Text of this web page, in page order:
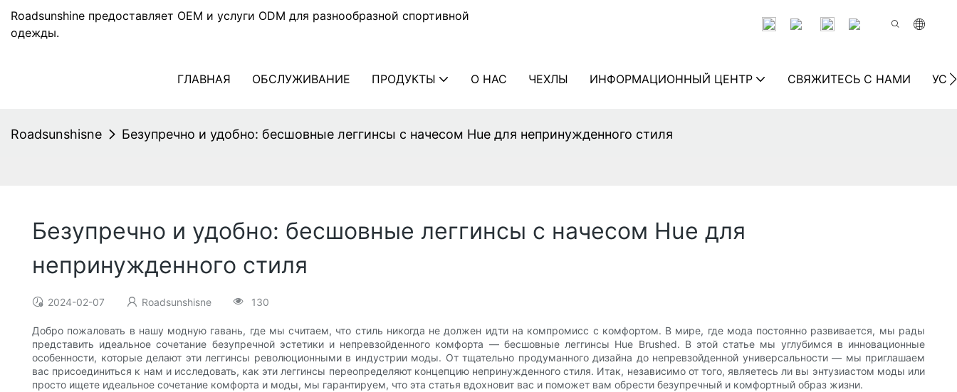
Roadsunshine предоставляет OEM и услуги ODM для разнообразной спортивной
одежды.
ГЛАВНАЯ ОБСЛУЖИВАНИЕ ПРОДУКТЫ О НАС ЧЕХЛЫ ИНФОРМАЦИОННЫЙ ЦЕНТР СВЯЖИТЕСЬ С НАМИ
Roadsunshisne Безупречно и удобно: бесшовные леггинсы с начесом Hue для непринужденного стиля
Безупречно и удобно: бесшовные леггинсы с начесом Hue для
непринужденного стиля
2024-02-07 Roadsunshisne 130
Добро пожаловать в нашу модную гавань, где мы считаем, что стиль никогда не должен идти на компромисс с комфортом. В мире, где мода постоянно развивается, мы рады
представить идеальное сочетание безупречной эстетики и непревзойденного комфорта — бесшовные леггинсы Hue Brushed. В этой статье мы углубимся в инновационные
особенности, которые делают эти леггинсы революционными в индустрии моды. От тщательно продуманного дизайна до непревзойденной универсальности — мы приглашаем
вас присоединиться к нам и исследовать, как эти леггинсы переопределяют концепцию непринужденного стиля. Итак, независимо от того, являетесь ли вы энтузиастом моды или
просто ищете идеальное сочетание комфорта и моды, мы гарантируем, что эта статья вдохновит вас и поможет вам обрести безупречный и комфортный образ жизни.